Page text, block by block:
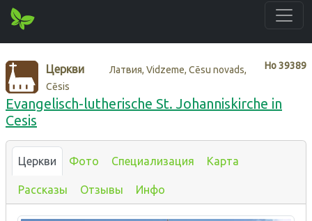
Нo39389
Церкви
Латвия, Vidzeme, Cēsu novads,
Cēsis
Evangelisch-lutherische St. Johanniskirche in
Cesis
Церкви Фото Специализация Карта
Рассказы Отзывы Инфо